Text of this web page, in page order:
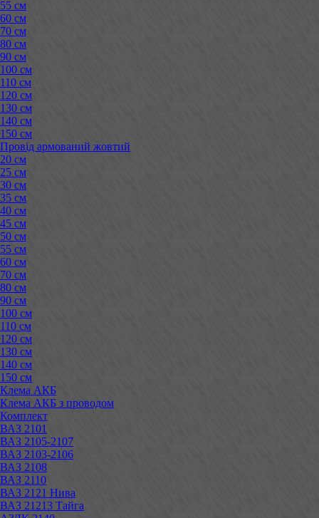
55 см
60 см
70 см
80 см
90 см
100 см
110 см
120 см
130 см
140 см
150 см
Провід армований жовтий
20 см
25 см
30 см
35 см
40 см
45 см
50 см
55 см
60 см
70 см
80 см
90 см
100 см
110 см
120 см
130 см
140 см
150 см
Клема АКБ
Клема АКБ з проводом
Комплект
ВАЗ 2101
ВАЗ 2105-2107
ВАЗ 2103-2106
ВАЗ 2108
ВАЗ 2110
ВАЗ 2121 Нива
ВАЗ 21213 Тайга